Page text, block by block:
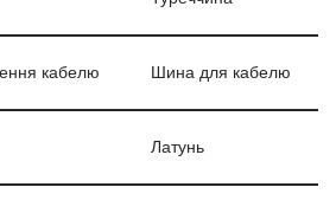
кабелю Шина для кабелю
Латунь